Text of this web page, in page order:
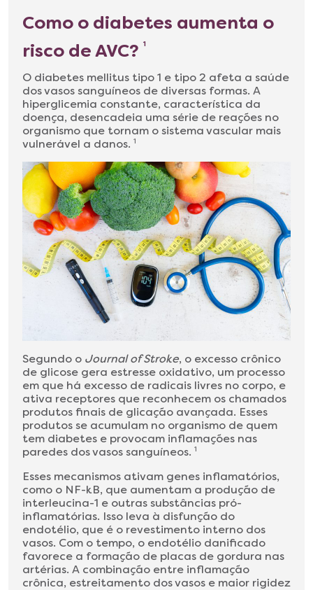
Como o diabetes aumenta o
risco de AVC? 1
O diabetes mellitus tipo 1 e tipo 2 afeta a saúde
dos vasos sanguíneos de diversas formas. A
hiperglicemia constante, característica da
doença, desencadeia uma série de reações no
organismo que tornam o sistema vascular mais
vulnerável a danos. 1
Segundo o Journal of Stroke, o excesso crônico
de glicose gera estresse oxidativo, um processo
em que há excesso de radicais livres no corpo, e
ativa receptores que reconhecem os chamados
produtos finais de glicação avançada. Esses
produtos se acumulam no organismo de quem
tem diabetes e provocam inflamações nas
paredes dos vasos sanguíneos. 1
Esses mecanismos ativam genes inflamatórios,
como o NF-kB, que aumentam a produção de
interleucina-1 e outras substâncias pró-
inflamatórias. Isso leva à disfunção do
endotélio, que é o revestimento interno dos
vasos. Com o tempo, o endotélio danificado
favorece a formação de placas de gordura nas
artérias. A combinação entre inflamação
crônica, estreitamento dos vasos e maior rigidez